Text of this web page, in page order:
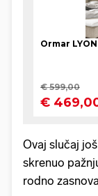
Ovaj slučaj
skrenuo
rodno